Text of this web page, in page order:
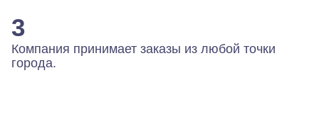
3
Компания принимает заказы из любой точки
города.